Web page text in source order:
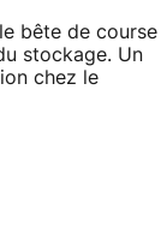
bête de course
stockage. Un
chez le